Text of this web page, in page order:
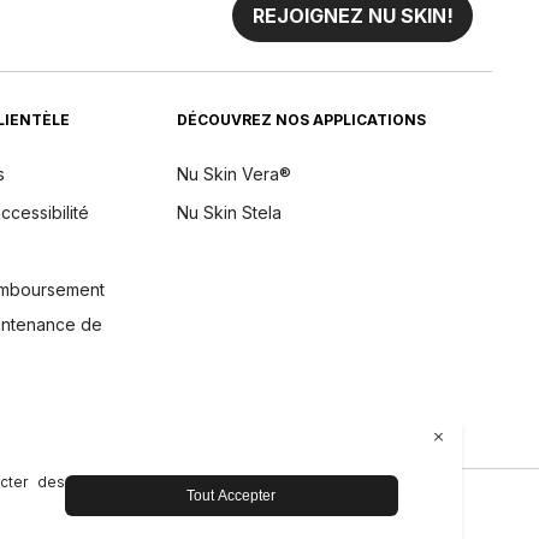
REJOIGNEZ NU SKIN!
de
DÉCOUVREZ NOS APPLICATIONS
Nu Skin Vera®
Nu Skin Stela